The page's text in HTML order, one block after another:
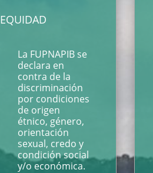
EQUIDAD
La FUPNAPIB se
declara en
contra de la
discriminación
por condiciones
de origen
étnico, género,
orientación
sexual, credo y
condición social
y/o económica.